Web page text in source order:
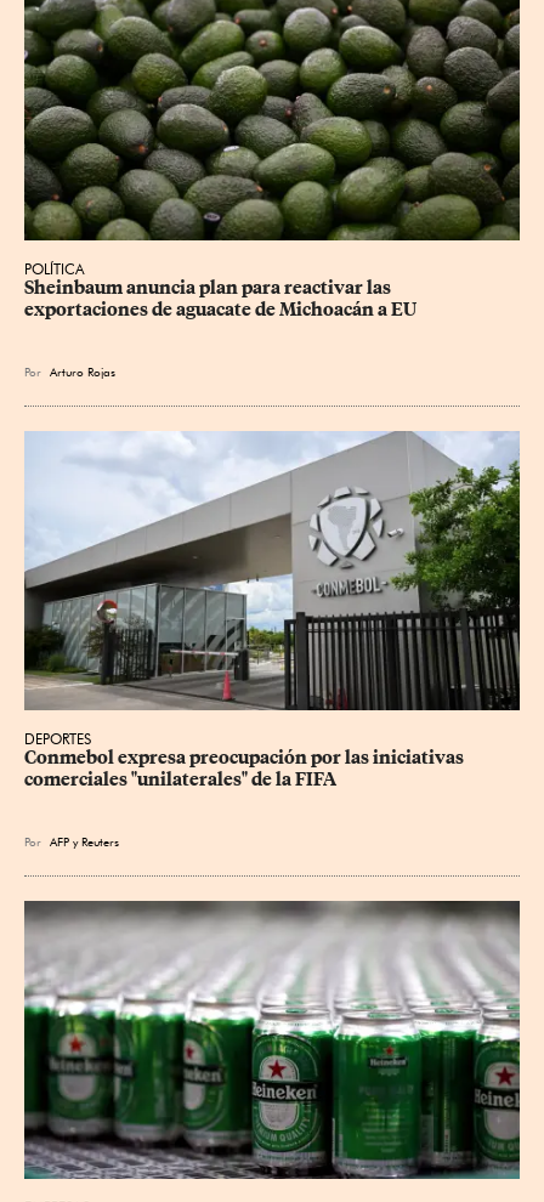
POLÍTICA
Sheinbaum anuncia plan para reactivar las
exportaciones de aguacate de Michoacán a EU
Por Arturo Rojas
DEPORTES
Conmebol expresa preocupación por las iniciativas
comerciales "unilaterales" de la FIFA
Por AFP yReuters